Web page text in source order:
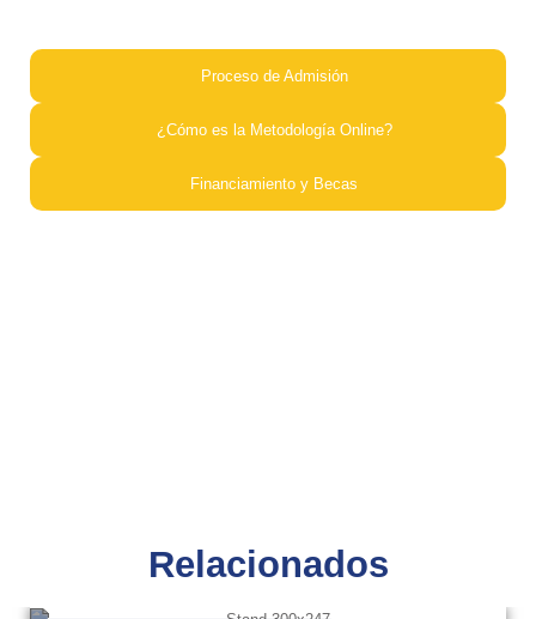
Proceso de Admisión​
¿Cómo es la Metodología Online?​
Financiamiento y Becas​
Relacionados